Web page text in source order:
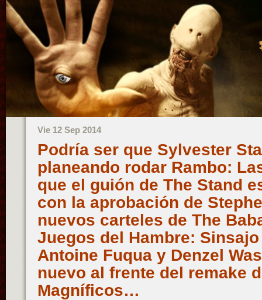
Vie 12 Sep 2014
Podría ser que Sylvester
planeando rodar Rambo:
que el guión de The Stand
con la aprobación de
nuevos carteles de The
Juegos del Hambre:
Antoine Fuqua y Denzel
nuevo al frente del remake
Magníficos…